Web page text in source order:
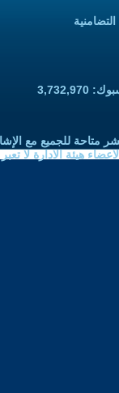
متاحة للجميع مع
هيئة الادارة لا